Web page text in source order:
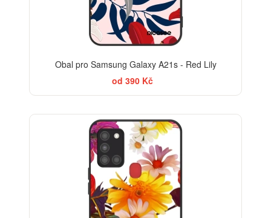
Obal pro Samsung Galaxy A21s - Red Lily
od 390 Kč